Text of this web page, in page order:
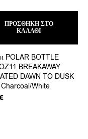
ΠΡΟΣΘΉΚΗ ΣΤΟ
ΚΑΛΆΘΙ
POLAR BOTTLE
BREAKAWAY
DAWN TO DUSK
White
€